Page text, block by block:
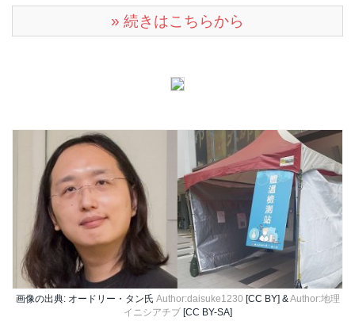
» 続きはこちらから
画像の出典: オードリー・タン氏 Author:daisuke1230 [CC BY] & Author:地理
イニシアチブ[CC BY-SA]